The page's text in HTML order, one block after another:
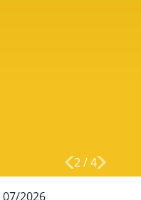
2/4
07/2026